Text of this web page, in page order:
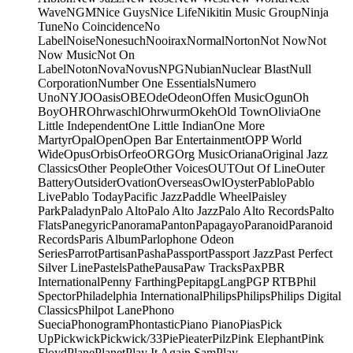
WaveNGMNice GuysNice LifeNikitin Music GroupNinja
TuneNo CoincidenceNo
LabelNoiseNonesuchNooiraxNormalNortonNot NowNot
Now MusicNot On
LabelNotonNovaNovusNPGNubianNuclear BlastNull
CorporationNumber One EssentialsNumero
UnoNYJOOasisOBEOdeOdeonOffen MusicOgunOh
BoyOHROhrwaschlOhrwurmOkehOld TownOliviaOne
Little IndependentOne Little IndianOne More
MartyrOpalOpenOpen Bar EntertainmentOPP World
WideOpusOrbisOrfeoORGOrg MusicOrianaOriginal Jazz
ClassicsOther PeopleOther VoicesOUTOut Of LineOuter
BatteryOutsiderOvationOverseasOwlOysterPabloPablo
LivePablo TodayPacific JazzPaddle WheelPaisley
ParkPaladynPalo AltoPalo Alto JazzPalo Alto RecordsPalto
FlatsPanegyricPanoramaPantonPapagayoParanoidParanoid
RecordsParis AlbumParlophone Odeon
SeriesParrotPartisanPashaPassportPassport JazzPast Perfect
Silver LinePastelsPathePausaPaw TracksPaxPBR
InternationalPenny FarthingPepitapgLangPGP RTBPhil
SpectorPhiladelphia InternationalPhilipsPhilipsPhilips Digital
ClassicsPhilpot LanePhono
SueciaPhonogramPhontasticPiano PianoPiasPick
UpPickwickPickwick/33PiePieaterPilzPink ElephantPink